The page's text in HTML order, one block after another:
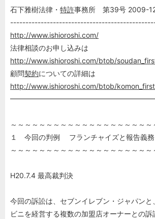
石下雅樹法律・ 特許事務所 第39号 2009-
http://www.ishioroshi.com/
法律相談のお申し込みは
http://www.ishioroshi.com/btob/
顧問契約についての詳細は
http://www.ishioroshi.com/btob/
～～～～～～～～～～～～～～～～～～～
１ 今回の判例 フランチャイズと報告義務
～～～～～～～～～～～～～～～～～～～
H20.7.4 最高裁判決
今回の訴訟は、セブンイレブン・ジャパン
ビニを経営する複数の加盟店オーナーとの訴